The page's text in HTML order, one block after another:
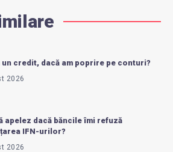
un credit, dacă am poprire pe conturi?
2026
apelez dacă băncile îmi refuză
IFN-urilor?
2026